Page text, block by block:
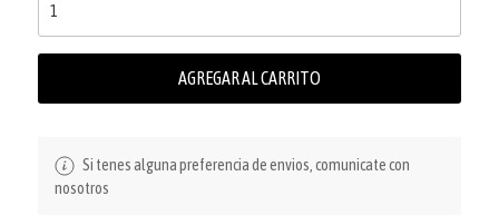
AGREGAR AL CARRITO
Si tenes alguna preferencia de envios, comunicate con
nosotros